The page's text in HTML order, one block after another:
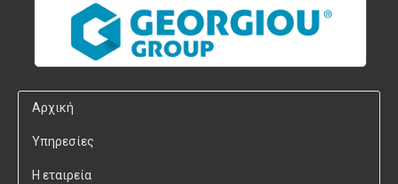
Αρχική
Υπηρεσίες
Η εταιρεία